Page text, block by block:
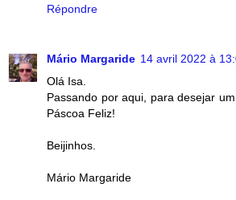
Répondre
Mário Margaride 14 avril 2022 à
Olá Isa.
Passando por aqui, para desejar
Páscoa Feliz!
Beijinhos.
Mário Margaride